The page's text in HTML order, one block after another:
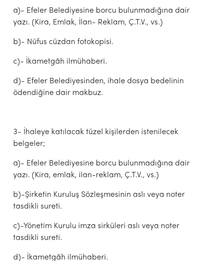
a)- Efeler Belediyesine borcu bulunmadığına dair
yazı. (Kira, Emlak, İlan- Reklam, Ç.T.V., vs.)
b)- Nüfus cüzdan fotokopisi.
c)- İkametgâh ilmühaberi.
d)- Efeler Belediyesinden, ihale dosya bedelinin
ödendiğine dair makbuz.
3- İhaleye katılacak tüzel kişilerden istenilecek
belgeler;
a)- Efeler Belediyesine borcu bulunmadığına dair
yazı. (Kira, emlak, ilan-reklam, Ç.T.V., vs.)
b)-Şirketin Kuruluş Sözleşmesinin aslı veya noter
tasdikli sureti.
c)-Yönetim Kurulu imza sirküleri aslı veya noter
tasdikli sureti.
d)- İkametgâh ilmühaberi.